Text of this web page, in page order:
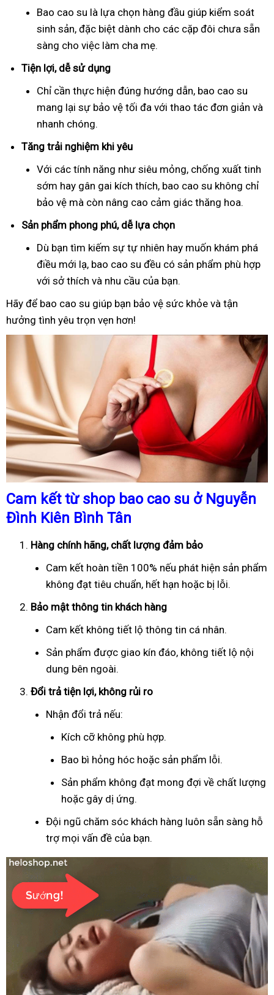
Bao cao su là lựa chọn hàng đầu giúp kiểm soát
sinh sản, đặc biệt dành cho các cặp đôi chưa sẵn
sàng cho việc làm cha mẹ.
Tiện lợi, dễ sử dụng
Chỉ cần thực hiện đúng hướng dẫn, bao cao su
mang lại sự bảo vệ tối đa với thao tác đơn giản và
nhanh chóng.
Tăng trải nghiệm khi yêu
Với các tính năng như siêu mỏng, chống xuất tinh
sớm hay gân gai kích thích, bao cao su không chỉ
bảo vệ mà còn nâng cao cảm giác thăng hoa.
Sản phẩm phong phú, dễ lựa chọn
Dù bạn tìm kiếm sự tự nhiên hay muốn khám phá
điều mới lạ, bao cao su đều có sản phẩm phù hợp
với sở thích và nhu cầu của bạn.
Hãy để bao cao su giúp bạn bảo vệ sức khỏe và tận
hưởng tình yêu trọn vẹn hơn!
Cam kết từ shop bao cao su ở Nguyễn
Đình Kiên Bình Tân
Hàng chính hãng, chất lượng đảm bảo
Cam kết hoàn tiền 100% nếu phát hiện sản phẩm
không đạt tiêu chuẩn, hết hạn hoặc bị lỗi.
Bảo mật thông tin khách hàng
Cam kết không tiết lộ thông tin cá nhân.
Sản phẩm được giao kín đáo, không tiết lộ nội
dung bên ngoài.
Đổi trả tiện lợi, không rủi ro
Nhận đổi trả nếu:
Kích cỡ không phù hợp.
Bao bì hỏng hóc hoặc sản phẩm lỗi.
Sản phẩm không đạt mong đợi về chất lượng
hoặc gây dị ứng.
Đội ngũ chăm sóc khách hàng luôn sẵn sàng hỗ
trợ mọi vấn đề của bạn.